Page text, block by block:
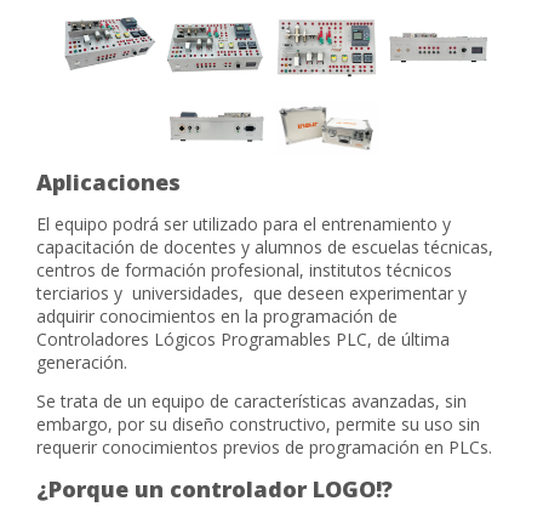
Aplicaciones
El equipo podrá ser utilizado para el entrenamiento y
capacitación de docentes y alumnos de escuelas técnicas,
centros de formación profesional, institutos técnicos
terciarios y universidades, que deseen experimentar y
adquirir conocimientos en la programación de
Controladores Lógicos Programables PLC, de última
generación.
Se trata de un equipo de características avanzadas, sin
embargo, por su diseño constructivo, permite su uso sin
requerir conocimientos previos de programación en PLCs.
¿Porque un controlador LOGO!?